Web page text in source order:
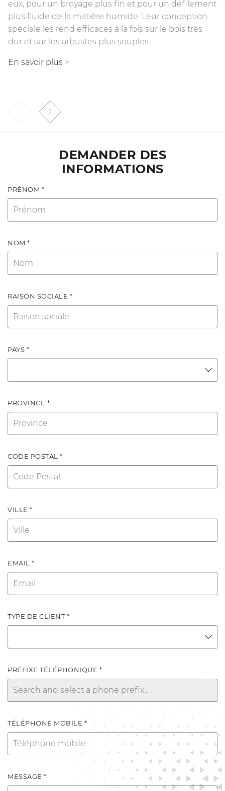
eux, pour un broyage plus fin et pour un défilement
plus fluide de la matière humide. Leur conception
spéciale les rend efficaces à la fois sur le bois très
dur et sur les arbustes plus souples.
En savoir plus >
charge et absorbent le recul dû à une éventuelle
surcharge de la tête. Les joints hydrodynamiques
sont constitués de roues opposées et d'un fluide
hydraulique qui transmet le mouvement.
En savoir plus >
DEMANDER DES
INFORMATIONS
PRÉNOM *
NOM *
RAISON SOCIALE *
PAYS *
PROVINCE *
CODE POSTAL *
VILLE *
EMAIL *
TYPE DE CLIENT *
PRÉFIXE TÉLÉPHONIQUE *
TÉLÉPHONE MOBILE *
MESSAGE *